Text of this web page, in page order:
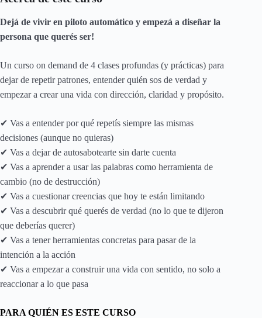
Dejá de vivir en piloto automático y empezá a diseñar la
persona que querés ser!
Un curso on demand de 4 clases profundas (y prácticas) para
dejar de repetir patrones, entender quién sos de verdad y
empezar a crear una vida con dirección, claridad y propósito.
✔ Vas a entender por qué repetís siempre las mismas
decisiones (aunque no quieras)
✔ Vas a dejar de autosabotearte sin darte cuenta
✔ Vas a aprender a usar las palabras como herramienta de
cambio (no de destrucción)
✔ Vas a cuestionar creencias que hoy te están limitando
✔ Vas a descubrir qué querés de verdad (no lo que te dijeron
que deberías querer)
✔ Vas a tener herramientas concretas para pasar de la
intención a la acción
✔ Vas a empezar a construir una vida con sentido, no solo a
reaccionar a lo que pasa
PARA QUIÉN ES ESTE CURSO